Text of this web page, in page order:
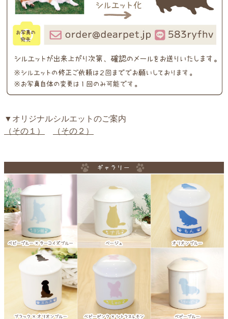
▼オリジナルシルエットのご案内
（その１）
（その２）